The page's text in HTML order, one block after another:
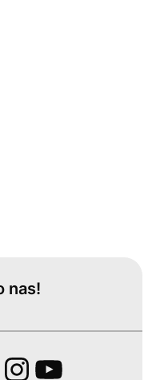
nas!
Instagram
YouTube